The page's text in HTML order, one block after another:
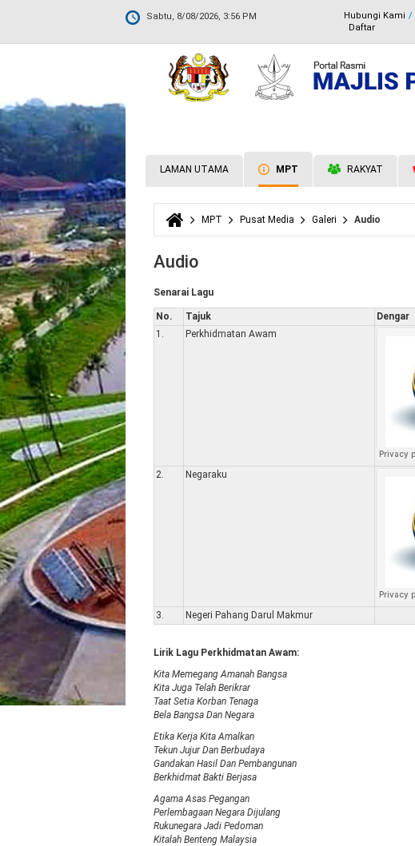
Sabtu, 8/08/2026, 3:56 PM Hubungi Kami
Daftar
LAMAN UTAMA MPT RAKYAT
Anda di sini
MPT Pusat Media Galeri Audio
Audio
Senarai Lagu
No. Tajuk
Dengar
1.
Perkhidmatan Awam
2. Negaraku
3. Negeri Pahang Darul Makmur
Lirik Lagu Perkhidmatan Awam:
Kita Memegang Amanah Bangsa
Kita Juga Telah Berikrar
Taat Setia Korban Tenaga
Bela Bangsa Dan Negara
Etika Kerja Kita Amalkan
Tekun Jujur Dan Berbudaya
Gandakan Hasil Dan Pembangunan
Berkhidmat Bakti Berjasa
Agama Asas Pegangan
Perlembagaan Negara Dijulang
Rukunegara Jadi Pedoman
Kitalah Benteng Malaysia